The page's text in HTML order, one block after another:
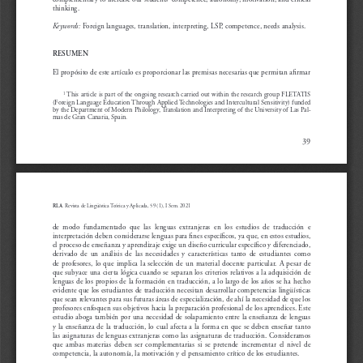
39
thinking.
Keywords: Foreign languages, translation, interpreting, LSP, competence, needs analysis.
RESUMEN
El propósito de este artículo es proporcionar las premisas necesarias que permitan afirmar
1 This article is part of the ongoing research carried out within the research group FLETATIS
(Foreign Language Education Through Applied Technologies and Intercultural Sensitivity) funded
by the Department of Modern Philology, Translation and Interpreting of the University of Las Pal-
mas de Gran Canaria, Spain.
RLA. Revista de Lingüística Teórica y Aplicada, 59 (1), I Sem. 2021
de  modo  fundamentado  que  las  lenguas  extranjeras  en  los  estudios  de  traducción  e
interpretación deben considerarse lenguas para fines específicos, ya que, en estos estudios,
el proceso de enseñanza y aprendizaje exige un diseño curricular específico y diferenciado,
derivado  de  un  análisis  de  las  necesidades  y  características  tanto  de  estudiantes  como
de  profesores,  lo  que  implica  la  selección  de  un  material  docente  particular.  A  pesar  de
que subyace una cierta lógica cuando se separan los criterios relativos a la adquisición de
lenguas de los propios de la formación en traducción, a lo largo de los años se ha hecho
evidente que los estudiantes de traducción necesitan desarrollar competencias lingüísticas
que sean relevantes para sus futuras áreas de especialización, de ahí la necesidad de que los
profesores enfoquen sus objetivos hacia la preparación profesional de los aprendices. Este
estudio aboga también por una necesidad de solapamiento entre la enseñanza de lenguas
y la enseñanza de la traducción, lo cual afecta a la forma en que se deben enseñar tanto
las asignaturas de lenguas extranjeras como las asignaturas de traducción. Consideramos
que  ambas  materias  deben  ser  complementarias  si  se  pretende  incrementar  el  nivel  de
competencia, la autonomía, la motivación y el pensamiento crítico de los estudiantes.